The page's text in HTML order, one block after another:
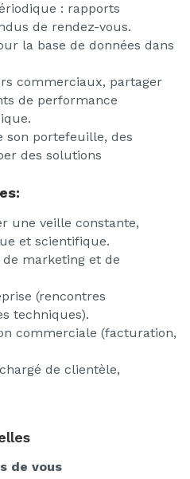
: rapports
de rendez-vous.
la base de données dans
commerciaux, partager
de performance
son portefeuille, des
des solutions
une veille constante,
et scientifique.
marketing et de
(rencontres
techniques).
commerciale (facturation,
de clientèle,
de vous